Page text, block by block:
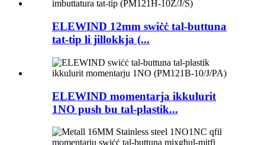
ELEWIND 12mm swiċċ tal-buttuna
tat-tip li jillokkja (...
ELEWIND momentarja ikkulurit
1NO push bu tal-plastik...